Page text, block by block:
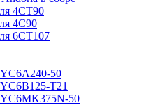
4CT90
4С90
6CT107
50
T21
YC6MK375N-50